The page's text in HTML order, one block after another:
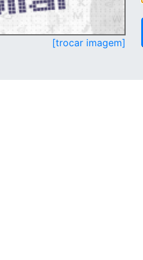
[trocar imagem]